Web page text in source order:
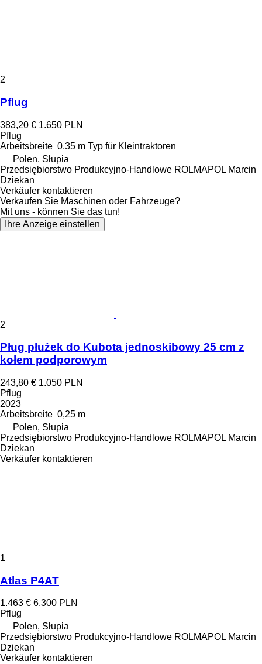
2
Pflug
383,20 € 1.650 PLN
Pflug
Arbeitsbreite 0,35 m Typ für Kleintraktoren
Polen, Słupia
Przedsiębiorstwo Produkcyjno-Handlowe ROLMAPOL Marcin
Dziekan
Verkäufer kontaktieren
Verkaufen Sie Maschinen oder Fahrzeuge?
Mit uns - können Sie das tun!
Ihre Anzeige einstellen
2
Pług płużek do Kubota jednoskibowy 25 cm z
kołem podporowym
243,80 € 1.050 PLN
Pflug
2023
Arbeitsbreite 0,25 m
Polen, Słupia
Przedsiębiorstwo Produkcyjno-Handlowe ROLMAPOL Marcin
Dziekan
Verkäufer kontaktieren
1
Atlas P4AT
1.463 € 6.300 PLN
Pflug
Polen, Słupia
Przedsiębiorstwo Produkcyjno-Handlowe ROLMAPOL Marcin
Dziekan
Verkäufer kontaktieren